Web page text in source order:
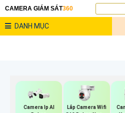
CAMERA GIÁM SÁT360
DANH MỤC
Camera Ip AI
Lắp Camera Wifi